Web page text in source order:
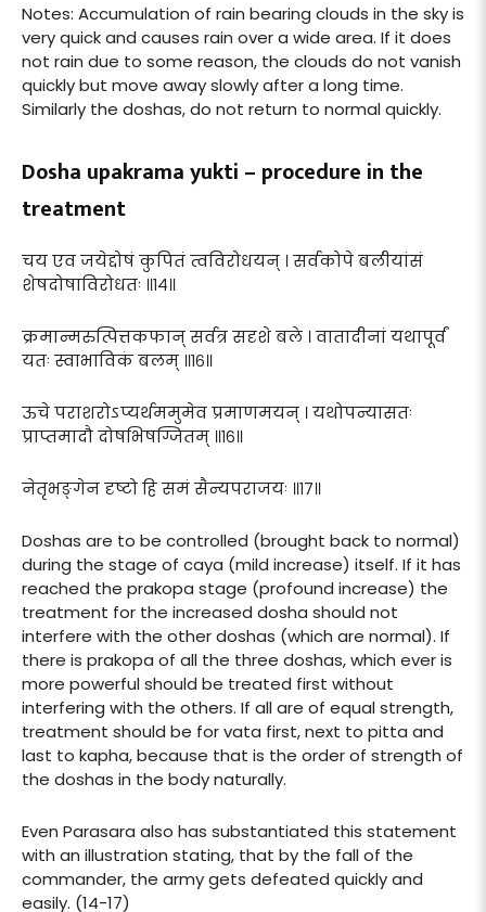
Notes: Accumulation of rain bearing clouds in the sky is
very quick and causes rain over a wide area. If it does
not rain due to some reason, the clouds do not vanish
quickly but move away slowly after a long time.
Similarly the doshas, do not return to normal quickly.
Dosha upakrama yukti – procedure in the
treatment
चय एव जयेद्दोषं कुपितं त्वविरोधयन् । सर्वकोपे बलीयांसं
शेषदोषाविरोधतः ॥१४॥
क्रमान्मरुत्पित्तकफान् सर्वत्र सदृशे बले । वातादीनां यथापूर्वं
यतः स्वाभाविकं बलम् ॥१६॥
ऊचे पराशरोऽप्यर्थममुमेव प्रमाणमयन् । यथोपन्यासतः
प्राप्तमादौ दोषभिषग्जितम् ॥१६॥
नेतृभङ्गेन दृष्टो हि समं सैन्यपराजयः ॥१७॥
Doshas are to be controlled (brought back to normal)
during the stage of caya (mild increase) itself. If it has
reached the prakopa stage (profound increase) the
treatment for the increased dosha should not
interfere with the other doshas (which are normal). If
there is prakopa of all the three doshas, which ever is
more powerful should be treated first without
interfering with the others. If all are of equal strength,
treatment should be for vata first, next to pitta and
last to kapha, because that is the order of strength of
the doshas in the body naturally.
Even Parasara also has substantiated this statement
with an illustration stating, that by the fall of the
commander, the army gets defeated quickly and
easily. (14-17)